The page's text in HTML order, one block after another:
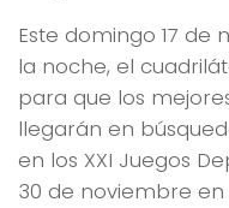
Este domingo 17 de
la noche, el
para que los
llegarán en
en los XXI Juegos
30 de noviembre en